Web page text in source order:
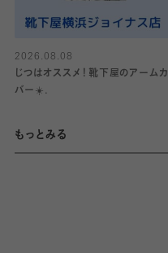
2026.08.08
じつはオススメ！靴下屋のアームカ
バー☀️.
もっとみる